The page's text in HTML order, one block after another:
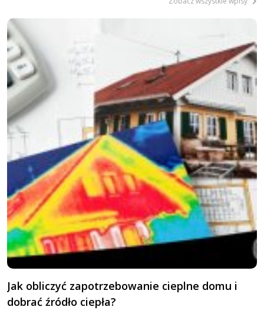
Jak obliczyć zapotrzebowanie cieplne domu i
dobrać źródło ciepła?